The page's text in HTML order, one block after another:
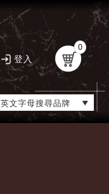
登入
0
英文字母搜尋品牌